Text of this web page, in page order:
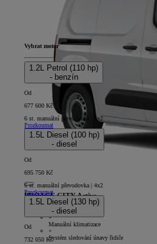
PROACE CITY Active
4D - Panel Van Short
+
Manuální klimatizace
+
Systém sledování únavy řidiče
Vybrat motor
1.2L Petrol (110 hp)
- benzín
Od
677 600 Kč
6 st. manuální převodovka | 4x2
Prozkoumat
1.5L Diesel (100 hp)
- diesel
Od
695 750 Kč
6 st. manuální převodovka | 4x2
Prozkoumat
1.5L Diesel (130 hp)
- diesel
Od
732 050 Kč